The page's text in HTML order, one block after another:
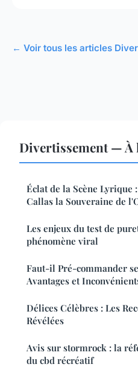
← Voir tous les articles
Divertissement — À
Éclat de la Scène Lyrique
Callas la Souveraine de
Les enjeux du test de
phénomène viral
Faut-il Pré-commander
Avantages et
Délices Célèbres : Les
Révélées
Avis sur stormrock : la
du cbd récréatif